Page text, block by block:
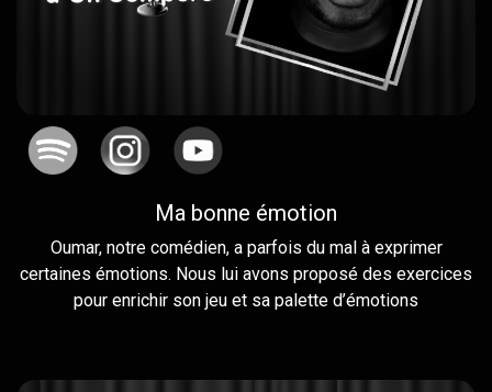
Ma bonne émotion
Oumar, notre comédien, a parfois du mal à exprimer
certaines émotions. Nous lui avons proposé des exercices
pour enrichir son jeu et sa palette d’émotions